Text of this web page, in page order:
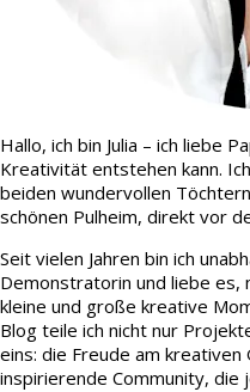
Hallo, ich bin Julia – ich liebe
Kreativität entstehen kann.
beiden wundervollen
schönen Pulheim, direkt vor
Seit vielen Jahren bin ich
Demonstratorin und liebe es,
kleine und große kreative
Blog teile ich nicht nur
eins: die Freude am
inspirierende Community, die